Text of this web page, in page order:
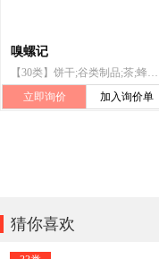
嗅螺记
【30类】饼干;谷类制品;茶;蜂蜜;寿司;咖啡;口香糖;玉米花;面条;方糖
立即询价
加入询价单
猜你喜欢